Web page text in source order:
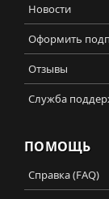
Новости
Оформить
Отзывы
Служба
ПОМОЩЬ
Справка (FAQ)